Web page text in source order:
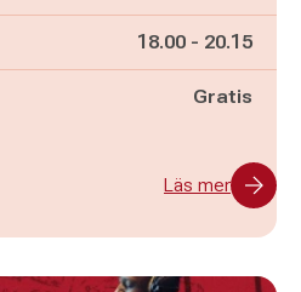
Pågår mellan
18.00 - och
20.15
Gratis
Läs mer